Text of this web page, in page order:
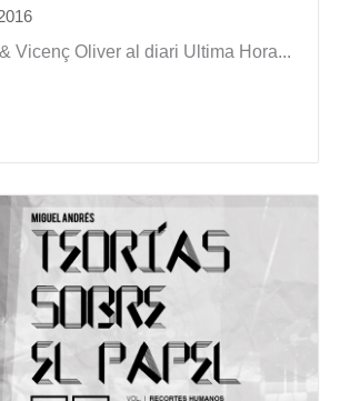
Vicenç Oliver al diari Ultima Hora...